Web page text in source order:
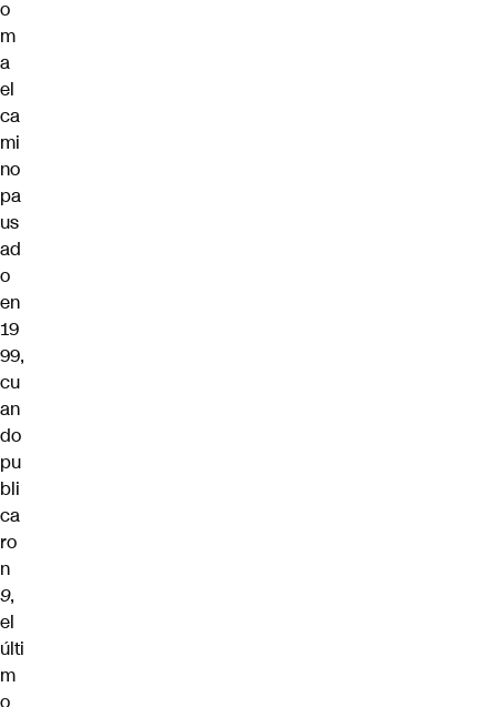
o
m
a
el
ca
mi
no
pa
us
ad
o
en
19
99,
cu
an
do
pu
bli
ca
ro
n
9,
el
últi
m
o